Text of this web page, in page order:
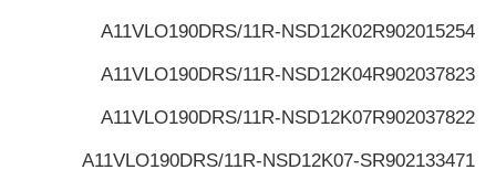
R902015254
A11VLO190DRS/11R-NSD12K02
R902037823
A11VLO190DRS/11R-NSD12K04
R902037822
A11VLO190DRS/11R-NSD12K07
R902133471
A11VLO190DRS/11R-NSD12K07-S